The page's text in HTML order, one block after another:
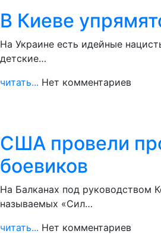
В Киеве
На Украине есть идейные
детские…
читать... Нет комментариев
США провели
боевиков
На Балканах под руководством
называемых «Сил…
читать... Нет комментариев